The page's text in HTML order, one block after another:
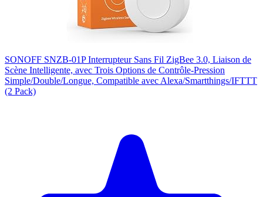
SONOFF SNZB-01P Interrupteur Sans Fil ZigBee 3.0, Liaison de
Scène Intelligente, avec Trois Options de Contrôle-Pression
Simple/Double/Longue, Compatible avec Alexa/Smartthings/IFTTT
(2 Pack)